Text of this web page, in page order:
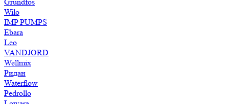
Wilo
IMP PUMPS
Ebara
Leo
VANDJORD
Wellmix
Ридан
Waterflow
Pedrollo